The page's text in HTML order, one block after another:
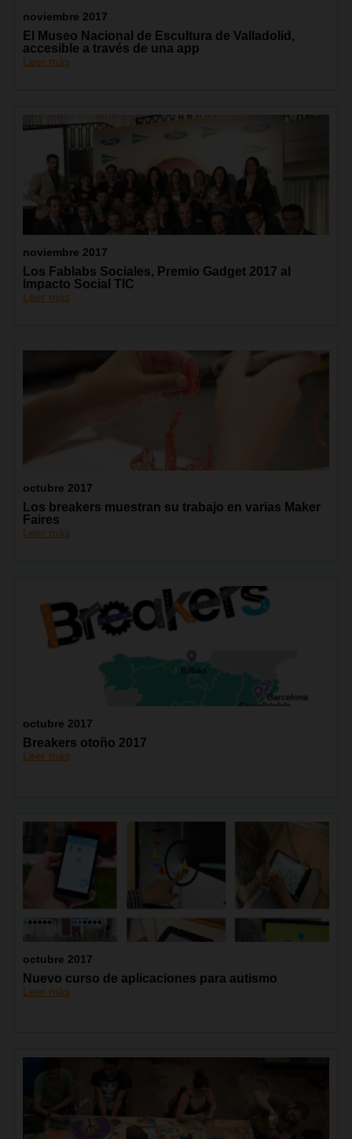
noviembre 2017
El Museo Nacional de Escultura de Valladolid,
accesible a través de una app
Leer más
noviembre 2017
Los Fablabs Sociales, Premio Gadget 2017 al
Impacto Social TIC
Leer más
octubre 2017
Los breakers muestran su trabajo en varias Maker
Faires
Leer más
octubre 2017
Breakers otoño 2017
Leer más
octubre 2017
Nuevo curso de aplicaciones para autismo
Leer más